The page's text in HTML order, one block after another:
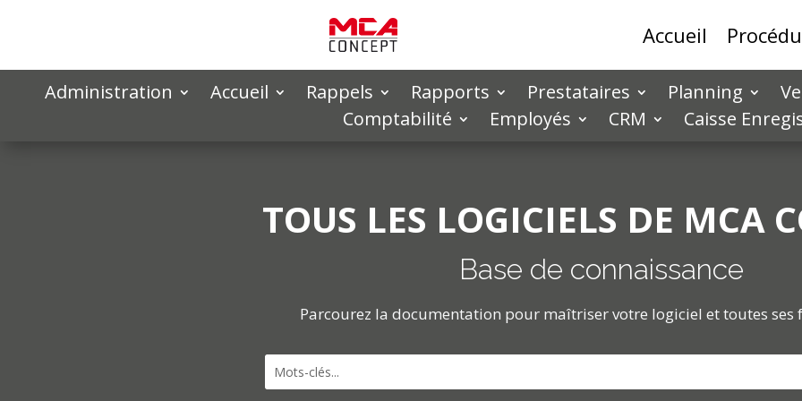
Accueil
Administration Accueil Rappels Rapports Prestataires Planning
Comptabilité
Employés CRM Caisse
TOUS LES LOGICIELS DE MCA
Base de connaissance
Parcourez la documentation pour maîtriser votre logiciel et toutes ses